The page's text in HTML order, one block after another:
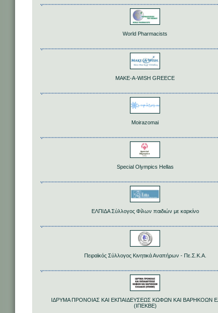
World Pharmacists
ΜΑΚΕ-Α-WISH GREECE
Moirazomai
Special Olympics Hellas
ΕΛΠΙΔΑ Σύλλογος Φίλων παιδιών με καρκίνο
Πειραϊκός Σύλλογος Κινητικά Αναπήρων - Πε.Σ.Κ.Α.
ΙΔΡΥΜΑ ΠΡΟΝΟΙΑΣ ΚΑΙ ΕΚΠΑΙΔΕΥΣΕΩΣ ΚΩΦΩΝ ΚΑΙ ΒΑΡΗΚΟΩΝ
(ΙΠΕΚΒΕ)